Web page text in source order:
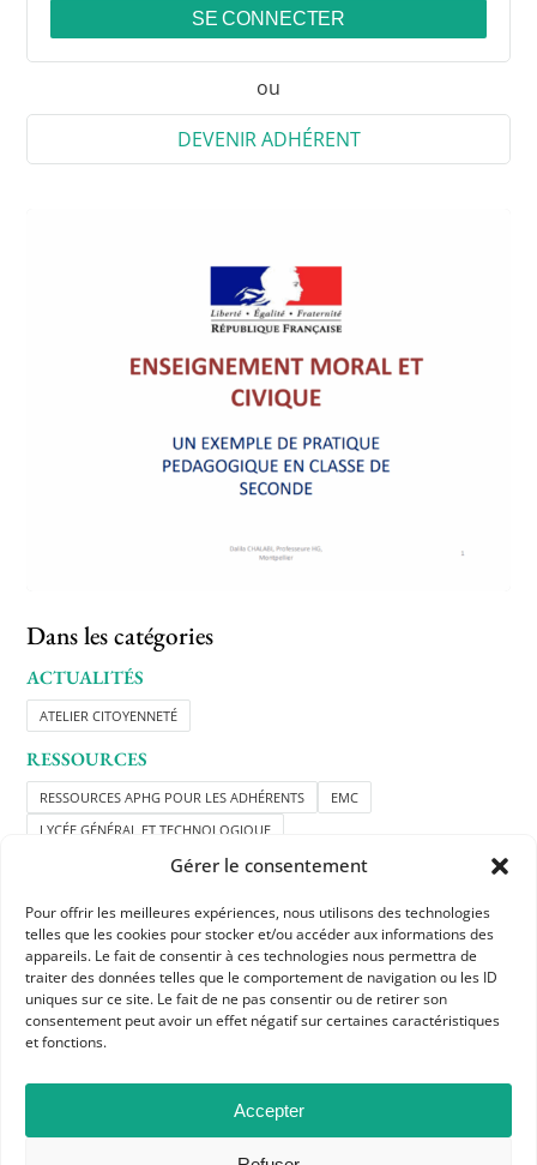
Gérer le consentement
Pour offrir les meilleures expériences, nous utilisons des technologies
telles que les cookies pour stocker et/ou accéder aux informations des
appareils. Le fait de consentir à ces technologies nous permettra de
traiter des données telles que le comportement de navigation ou les ID
uniques sur ce site. Le fait de ne pas consentir ou de retirer son
consentement peut avoir un effet négatif sur certaines caractéristiques
et fonctions.
Accepter
SE CONNECTER
ou
DEVENIR ADHÉRENT
Dans les catégories
ACTUALITÉS
ATELIER CITOYENNETÉ
RESSOURCES
RESSOURCES APHG POUR LES ADHÉRENTS
EMC
LYCÉE GÉNÉRAL ET TECHNOLOGIQUE
Association des professeurs d'histoire et géographie
+ 33 0(1) 42 33 62 37